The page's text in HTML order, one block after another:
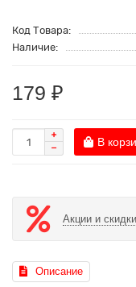
Код Товара:
Наличие:
179 ₽
В
Акции и скидки
Описание